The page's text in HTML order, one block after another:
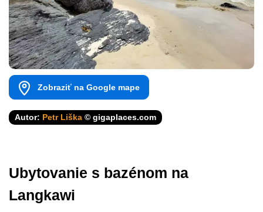
Zobraziť na Google mape
Autor: Petr Liška © gigaplaces.com
Ubytovanie s bazénom na
Langkawi